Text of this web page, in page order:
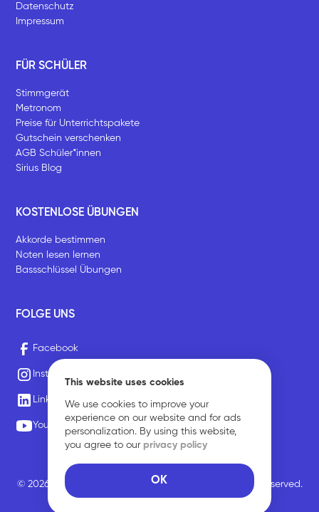
This website uses cookies
We use cookies to improve your
experience on our website and for ads
personalization. By using this website,
you agree to our privacy policy
OK
Datenschutz
Impressum
FÜR SCHÜLER
Stimmgerät
Metronom
Preise für Unterrichtspakete
Gutschein verschenken
AGB Schüler*innen
Sirius Blog
KOSTENLOSE ÜBUNGEN
Akkorde bestimmen
Noten lesen lernen
Bassschlüssel Übungen
FOLGE UNS
Facebook
Instagram
LinkedIn
Youtube
© 2026 Sirius Music Communications GmbH. All rights reserved.